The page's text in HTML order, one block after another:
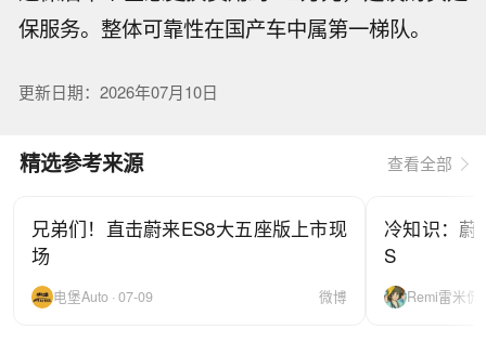
保服务。整体可靠性在国产车中属第一梯队。
更新日期：2026年07月10日
精选参考来源 查看全部
兄弟们！直击蔚来ES8大五座版上市现
场
电堡Auto · 07-09 微博
冷知识：蔚
S
Remi雷米侃